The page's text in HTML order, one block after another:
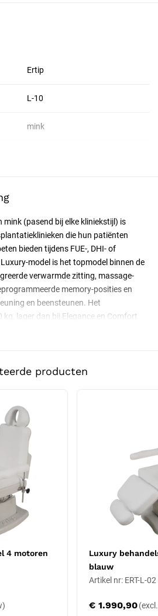
Ertip
L-10
mink
CE-gecertificeerd, CE Klasse IIa
mink (pasend bij elke kliniekstijl) is
die hun patiënten
bieden tijdens FUE-, DHI- of
model is het topmodel binnen de
verwarmde zitting, massage-
memory-posities en
en beensteunen. Het
lager dan bij Elegance en Comfort
mechaniek voor de
4
kg
handsfree bediening
voor extractie in rugligging
zitting
rugleuning en beensteunen
(3 voorkeurposities)
schoon te maken
meubel
Comfort VIP en Elegance door de
producten
4 motoren
Luxury
blauw
Artikel nr: ERT-L-02
€ 1.990,90